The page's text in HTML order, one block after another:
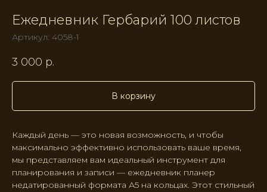
Ежедневник Гербарий 100 листов
Артикул: 4058-1
3 000 р.
В корзину
Каждый день — это новая возможность, и чтобы
максимально эффективно использовать ваше время,
мы представляем вам идеальный инструмент для
планирования и записи — ежедневник планер
недатированный формата А5 на кольцах. Этот стильный